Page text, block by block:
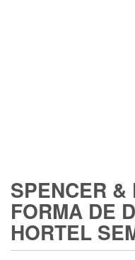
SPENCER &
FORMA DE
HORTEL